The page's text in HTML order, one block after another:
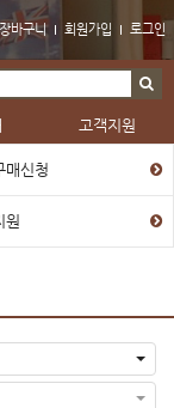
장바구니 회원가입 로그인
고객지원
매신청
원